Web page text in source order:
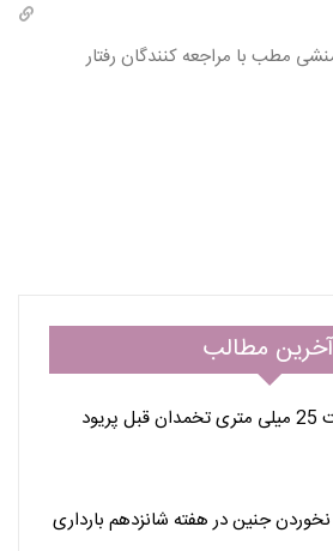
مطب با مراجعه کنندگان رفتار
آخرین مطالب
جنین در هفته شانزدهم بارداری